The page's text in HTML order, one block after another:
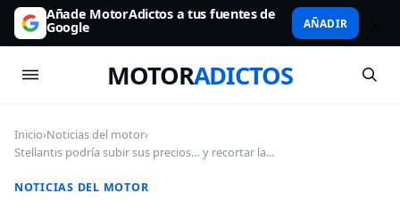
Añade MotorAdictos a tus fuentes de
Google AÑADIR
MOTORADICTOS
Inicio›Noticias del motor›
Stellantis podría subir sus precios… y recortar la...
NOTICIAS DEL MOTOR